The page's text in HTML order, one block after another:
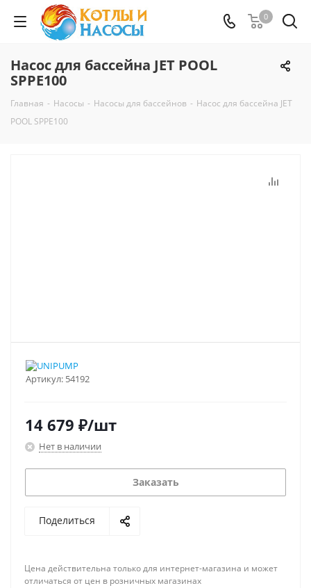
0
Насос для бассейна JET POOL
SPPE100
Главная - Насосы - Насосы для бассейнов - Насос для бассейна JET
POOL SPPE100
Артикул: 54192
14 679 ₽/шт
Нет в наличии
Заказать
Поделиться
Цена действительна только для интернет-магазина и может
отличаться от цен в розничных магазинах